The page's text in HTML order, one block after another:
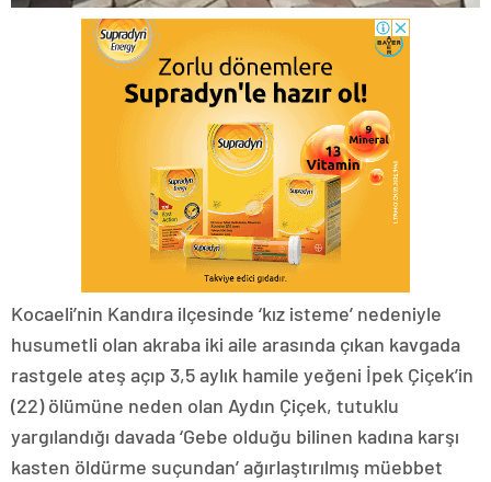
Kocaeli’nin Kandıra ilçesinde ‘kız isteme’ nedeniyle
husumetli olan akraba iki aile arasında çıkan kavgada
rastgele ateş açıp 3,5 aylık hamile yeğeni İpek Çiçek’in
(22) ölümüne neden olan Aydın Çiçek, tutuklu
yargılandığı davada ‘Gebe olduğu bilinen kadına karşı
kasten öldürme suçundan’ ağırlaştırılmış müebbet